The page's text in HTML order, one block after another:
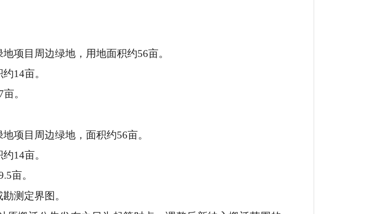
地项目周边绿地，用地面积约56亩。
约14亩。
亩。
地项目周边绿地，面积约56亩。
约14亩。
亩。
测定界图。